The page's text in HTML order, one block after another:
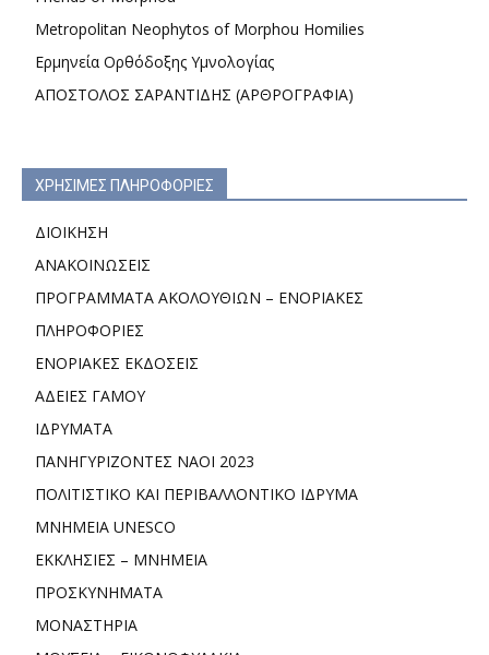
Metropolitan Neophytos of Morphou Homilies
Ερμηνεία Ορθόδοξης Υμνολογίας
ΑΠΟΣΤΟΛΟΣ ΣΑΡΑΝΤΙΔΗΣ (ΑΡΘΡΟΓΡΑΦΙΑ)
ΧΡΗΣΙΜΕΣ ΠΛΗΡΟΦΟΡΙΕΣ
ΔΙΟΙΚΗΣΗ
ΑΝΑΚΟΙΝΩΣΕΙΣ
ΠΡΟΓΡΑΜΜΑΤΑ ΑΚΟΛΟΥΘΙΩΝ – ΕΝΟΡΙΑΚΕΣ
ΠΛΗΡΟΦΟΡΙΕΣ
ΕΝΟΡΙΑΚΕΣ ΕΚΔΟΣΕΙΣ
ΑΔΕΙΕΣ ΓΑΜΟΥ
ΙΔΡΥΜΑΤΑ
ΠΑΝΗΓΥΡΙΖΟΝΤΕΣ ΝΑΟΙ 2023
ΠΟΛΙΤΙΣΤΙΚΟ ΚΑΙ ΠΕΡΙΒΑΛΛΟΝΤΙΚΟ ΙΔΡΥΜΑ
ΜΝΗΜΕΙΑ UNESCO
ΕΚΚΛΗΣΙΕΣ – ΜΝΗΜΕΙΑ
ΠΡΟΣΚΥΝΗΜΑΤΑ
ΜΟΝΑΣΤΗΡΙΑ